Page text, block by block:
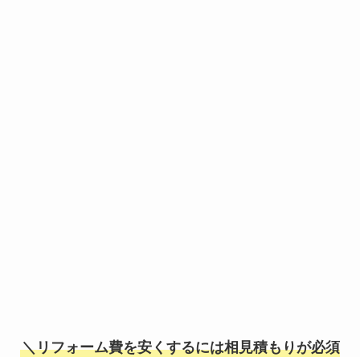
＼リフォーム費を安くするには相見積もりが必須